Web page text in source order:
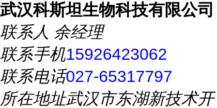
武汉科斯坦生物科技有限公司
联系人 余经理
联系手机15926423062
联系电话027-65317797
所在地址武汉市东湖新技术开